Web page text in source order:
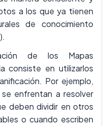
a los que ya tienen
de conocimiento
de los Mapas
consiste en utilizarlos
Por ejemplo,
enfrentan a resolver
deben dividir en otros
o cuando escriben